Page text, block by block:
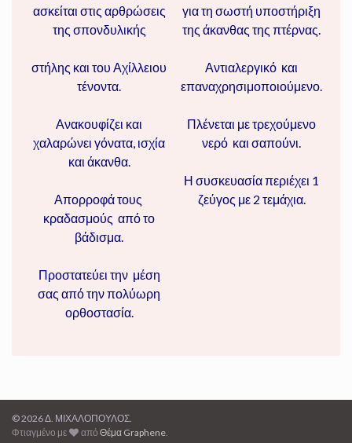
ασκείται στις αρθρώσεις
της σπονδυλικής
στήλης και του Αχίλλειου
τένοντα.
Ανακουφίζει και
χαλαρώνει γόνατα, ισχία
και άκανθα.
Απορροφά τους
κραδασμούς από το
βάδισμα.
Προστατεύει την μέση
σας από την πολύωρη
ορθοστασία.
για τη σωστή υποστήριξη
της άκανθας της πτέρνας.
Αντιαλεργικό και
επαναχρησιμοποιούμενο.
Πλένεται με τρεχούμενο
νερό και σαπούνι.
Η συσκευασία περιέχει 1
ζεύγος με 2 τεμάχια.
© 2026 Δ. ΜΙΧΑΛΟΠΟΥΛΟΣ.
Φτιαγμένο με
απόΘέμα Graphene.